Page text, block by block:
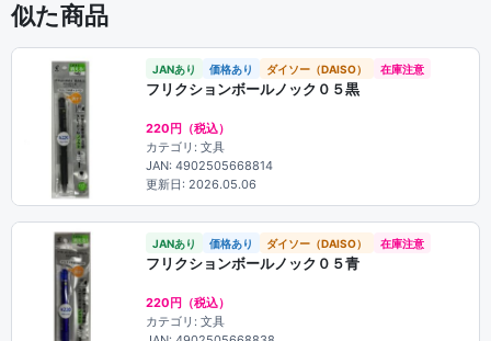
似た商品
JANあり 価格あり ダイソー（DAISO） 在庫注意
フリクションボールノック０５黒
220円（税込）
カテゴリ: 文具
JAN: 4902505668814
更新日: 2026.05.06
JANあり 価格あり ダイソー（DAISO） 在庫注意
フリクションボールノック０５青
220円（税込）
カテゴリ: 文具